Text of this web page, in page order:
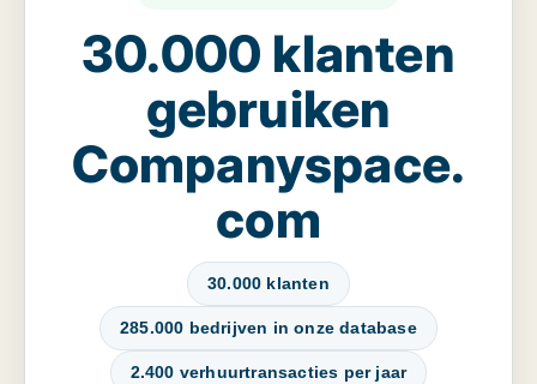
30.000 klanten
gebruiken
Companyspace.
com
30.000 klanten
285.000 bedrijven in onze database
2.400 verhuurtransacties per jaar